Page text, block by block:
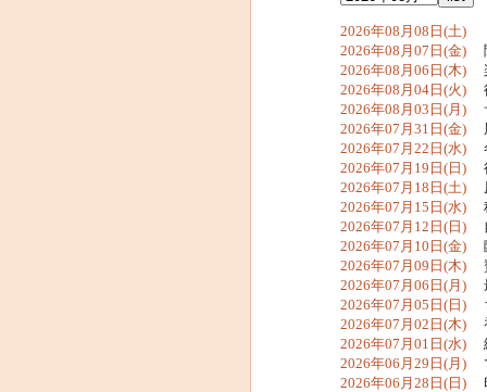
2026年08月08日(土)リ
2026年08月07日(金)聞
2026年08月06日(木)楽
2026年08月04日(火)後
2026年08月03日(月)サ
2026年07月31日(金)
2026年07月22日(水)
2026年07月19日(日)行
2026年07月18日(土)原
2026年07月15日(水)税
2026年07月12日(日)自
2026年07月10日(金)臨
2026年07月09日(木)贅
2026年07月06日(月)最
2026年07月05日(日)ち
2026年07月02日(木)
2026年07月01日(水)終
2026年06月29日(月)で
2026年06月28日(日)印